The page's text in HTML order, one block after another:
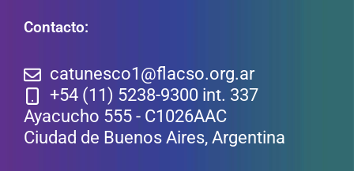
Contacto:
catunesco1@flacso.org.ar
+54 (11) 5238-9300 int. 337
Ayacucho 555 - C1026AAC
Ciudad de Buenos Aires, Argentina